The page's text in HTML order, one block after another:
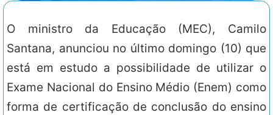
O ministro da Educação (MEC), Camilo
Santana, anunciou no último domingo (10) que
está em estudo a possibilidade de utilizar o
Exame Nacional do Ensino Médio (Enem) como
forma de certificação de conclusão do ensino